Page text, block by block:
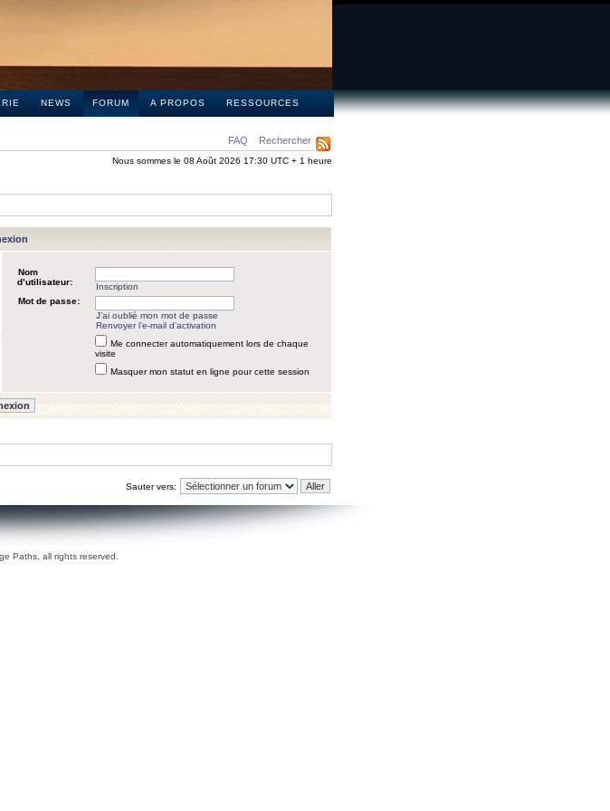
NEWS FORUM A PROPOS RESSOURCES
FAQ Rechercher
Nous sommes le 08 Août 2026 17:30 UTC + 1 heure
Nom
d’utilisateur:
Inscription
Mot de passe:
J’ai oublié mon mot de passe
Renvoyer l’e-mail d’activation
Me connecter automatiquement lors de chaque
visite
Masquer mon statut en ligne pour cette session
Sauter vers:
Paths, all rights reserved.